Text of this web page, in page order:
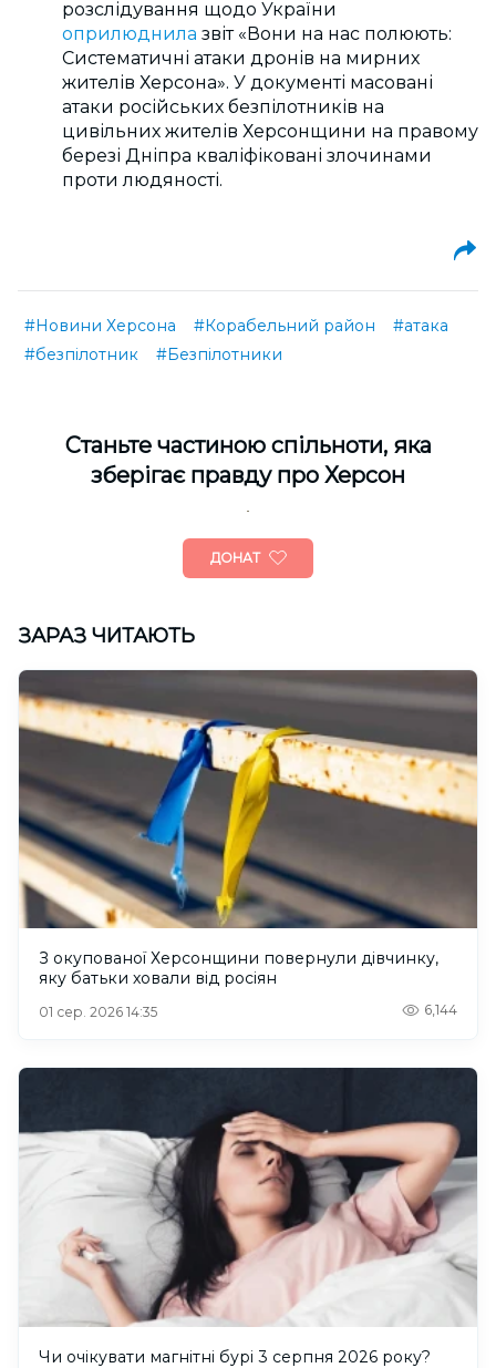
розслідування щодо України
оприлюднила звіт «Вони на нас полюють:
Систематичні атаки дронів на мирних
жителів Херсона». У документі масовані
атаки російських безпілотників на
цивільних жителів Херсонщини на правому
березі Дніпра кваліфіковані злочинами
проти людяності.
#Новини Херсона #Корабельний район
#атака
#безпілотник
#Безпілотники
Cтаньте частиною спільноти, яка
зберігає правду про Херсон
ДОНАТ
ЗАРАЗ ЧИТАЮТЬ
З окупованої Херсонщини повернули дівчинку,
яку батьки ховали від росіян
01 сер. 2026 14:35 6,144
Чи очікувати магнітні бурі 3 серпня 2026 року?